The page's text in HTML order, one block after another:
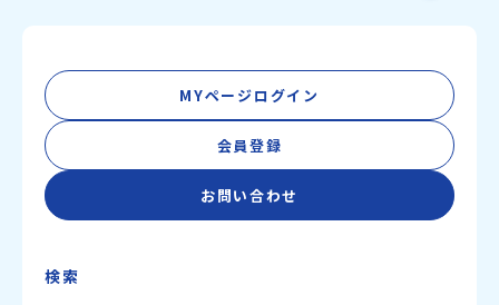
MYページログイン
会員登録
お問い合わせ
検索